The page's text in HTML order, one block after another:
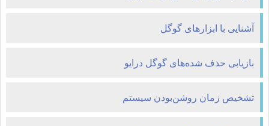
آشنایی با ابزارهای گوگل
بازیابی حذف شده‌های گوگل درایو
تشخيص زمان روشن‌بودن سيستم